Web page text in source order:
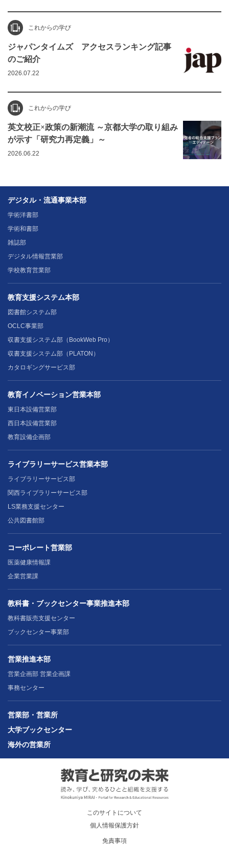
これからの学び
ジャパンタイムズ アクセスランキング記事
のご紹介
2026.07.22
これからの学び
英文校正×政策の新潮流 ～京都大学の取り組み
が示す「研究力再定義」～
2026.06.22
デジタル・流通事業本部
学術洋書部
学術和書部
雑誌部
デジタル情報営業部
学校教育営業部
教育支援システム本部
図書館システム部
OCLC事業部
収書支援システム部（BookWeb Pro）
収書支援システム部（PLATON）
カタロギングサービス部
教育イノベーション営業本部
東日本設備営業部
西日本設備営業部
教育設備企画部
ライブラリーサービス営業本部
ライブラリーサービス部
関西ライブラリーサービス部
LS業務支援センター
公共図書館部
コーポレート営業部
医薬健康情報課
企業営業課
教科書・ブックセンター事業推進本部
教科書販売支援センター
ブックセンター事業部
営業推進本部
営業企画部 営業企画課
事務センター
営業部・営業所
大学ブックセンター
海外の営業所
このサイトについて
個人情報保護方針
免責事項